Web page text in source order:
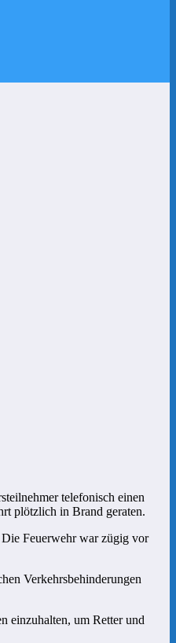
telefonisch einen
plötzlich in Brand geraten.
Die Feuerwehr war zügig vor
Verkehrsbehinderungen
einzuhalten, um Retter und